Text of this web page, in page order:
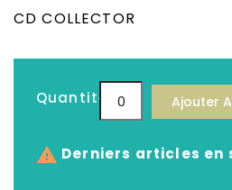
CD COLLECTOR
Quantité Ajouter
 Derniers articles en